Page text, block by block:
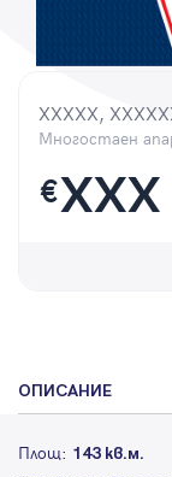
XXXXX,
Многостаен
€XXX
ОПИСАНИЕ
Площ: 143 кв.м.
Парола